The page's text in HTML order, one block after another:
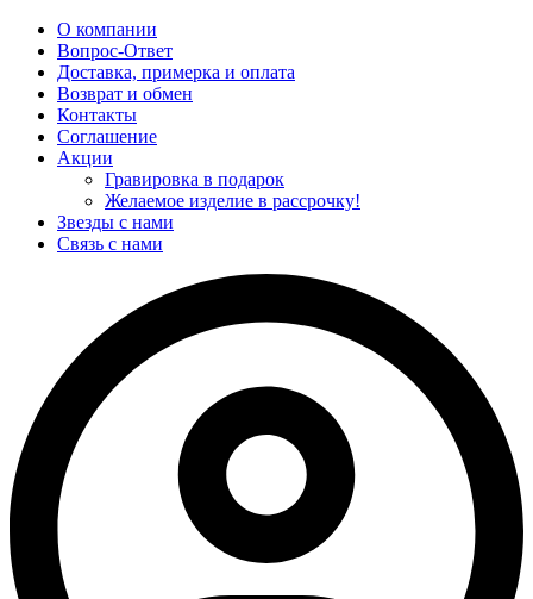
О компании
Вопрос-Ответ
Доставка, примерка и оплата
Возврат и обмен
Контакты
Соглашение
Акции
Гравировка в подарок
Желаемое изделие в рассрочку!
Звезды с нами
Связь с нами